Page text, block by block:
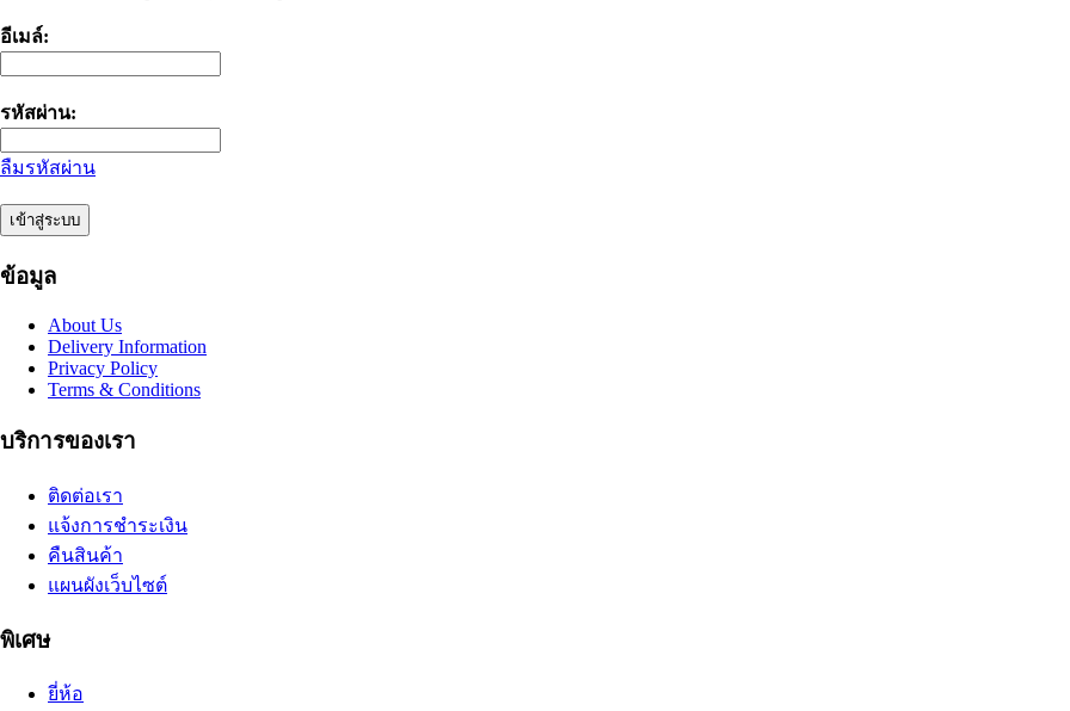
อีเมล์:
รหัสผ่าน:
ลืมรหัสผ่าน
ข้อมูล
About Us
Delivery Information
Privacy Policy
Terms & Conditions
บริการของเรา
ติดต่อเรา
แจ้งการชำระเงิน
คืนสินค้า
แผนผังเว็บไซต์
พิเศษ
ยี่ห้อ